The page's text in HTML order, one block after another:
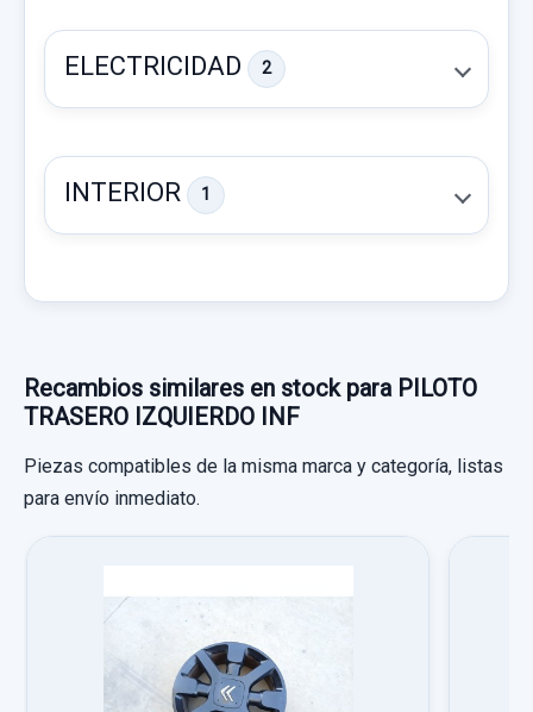
CATADIOPTRICO TRASERO DERECHO
CATADIOPTRICO TRASERO DERECHO
usado.
CITROËN C4 BERLINA COLLECTION
726059
20,00 €
Sin IVA, gastos de envío no incluidos.
ELECTRICIDAD 2
CENTRALITA AIRBAG 9662643980 9662643980
CITROËN C4 BERLINA COLLECTION
Garantía 1 año
INTERIOR 1
PRETENSOR AIRBAG DERECHO DELANTERO
PRETENSOR AIRBAG DERECHO
Recambios similares en stock para PILOTO
TRASERO IZQUIERDO INF
Piezas compatibles de la misma marca y categoría, listas
para envío inmediato.